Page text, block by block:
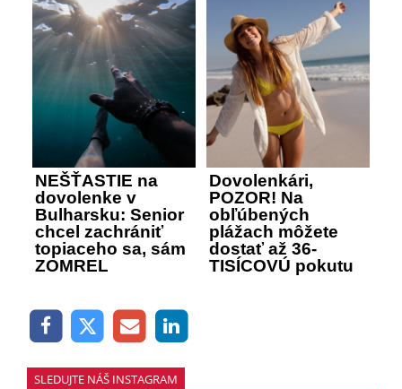
NEŠŤASTIE na
dovolenke v
Bulharsku: Senior
chcel zachrániť
topiaceho sa, sám
ZOMREL
Dovolenkári,
POZOR! Na
obľúbených
plážach môžete
dostať až 36-
TISÍCOVÚ pokutu
SLEDUJTE NÁŠ INSTAGRAM